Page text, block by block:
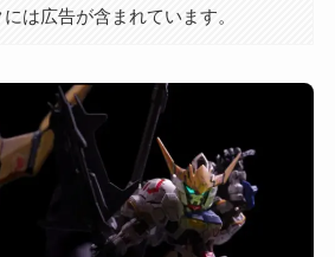
は広告が含まれています。